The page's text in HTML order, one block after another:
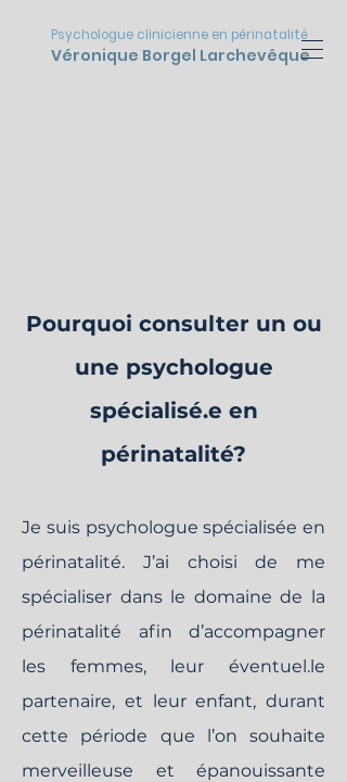
Véronique Borgel Larchevêque
Psychologue clinicienne en périnatalité
Pourquoi consulter un ou
une psychologue
spécialisé.e en
périnatalité?
Je suis psychologue spécialisée en
périnatalité. J’ai choisi de me
spécialiser dans le domaine de la
périnatalité afin d’accompagner
les femmes, leur éventuel.le
partenaire, et leur enfant, durant
cette période que l’on souhaite
merveilleuse et épanouissante